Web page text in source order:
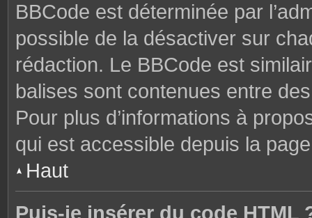
BBCode est déterminée par
possible de la désactiver sur
rédaction. Le BBCode est
balises sont contenues entre
Pour plus d’informations à
qui est accessible depuis la
Haut
Puis-je insérer du code HTML